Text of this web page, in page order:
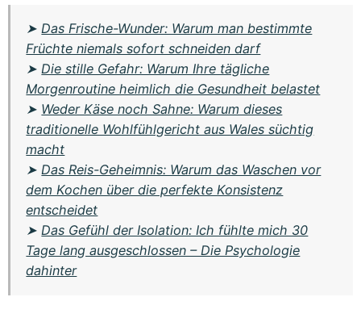
➤Das Frische-Wunder: Warum man bestimmte
Früchte niemals sofort schneiden darf
➤Die stille Gefahr: Warum Ihre tägliche
Morgenroutine heimlich die Gesundheit belastet
➤ Weder Käse noch Sahne: Warum dieses
traditionelle Wohlfühlgericht aus Wales süchtig
macht
➤Das Reis-Geheimnis: Warum das Waschen vor
dem Kochen über die perfekte Konsistenz
entscheidet
➤Das Gefühl der Isolation: Ich fühlte mich 30
Tage lang ausgeschlossen – Die Psychologie
dahinter